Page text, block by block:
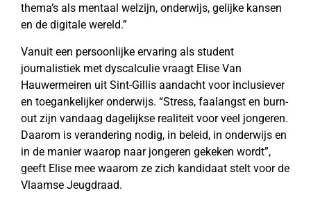
thema’s als mentaal welzijn, onderwijs, gelijke kansen
en de digitale wereld.”
Vanuit een persoonlijke ervaring als student
journalistiek met dyscalculie vraagt Elise Van
Hauwermeiren uit Sint-Gillis aandacht voor inclusiever
en toegankelijker onderwijs. “Stress, faalangst en burn-
out zijn vandaag dagelijkse realiteit voor veel jongeren.
Daarom is verandering nodig, in beleid, in onderwijs en
in de manier waarop naar jongeren gekeken wordt”,
geeft Elise mee waarom ze zich kandidaat stelt voor de
Vlaamse Jeugdraad.